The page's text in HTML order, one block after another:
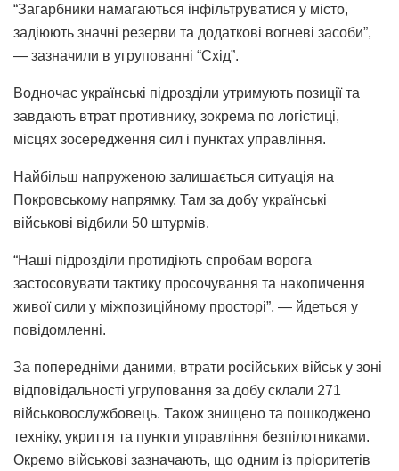
“Загарбники намагаються інфільтруватися у місто,
задіюють значні резерви та додаткові вогневі засоби”,
— зазначили в угрупованні “Схід”.
Водночас українські підрозділи утримують позиції та
завдають втрат противнику, зокрема по логістиці,
місцях зосередження сил і пунктах управління.
Найбільш напруженою залишається ситуація на
Покровському напрямку. Там за добу українські
військові відбили 50 штурмів.
“Наші підрозділи протидіють спробам ворога
застосовувати тактику просочування та накопичення
живої сили у міжпозиційному просторі”, — йдеться у
повідомленні.
За попередніми даними, втрати російських військ у зоні
відповідальності угруповання за добу склали 271
військовослужбовець. Також знищено та пошкоджено
техніку, укриття та пункти управління безпілотниками.
Окремо військові зазначають, що одним із пріоритетів